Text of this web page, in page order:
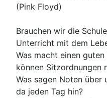
(Pink Floyd)
Brauchen wir die
Unterricht mit dem
Was macht einen
können Sitzordnungen
Was sagen Noten über
da jeden Tag hin?